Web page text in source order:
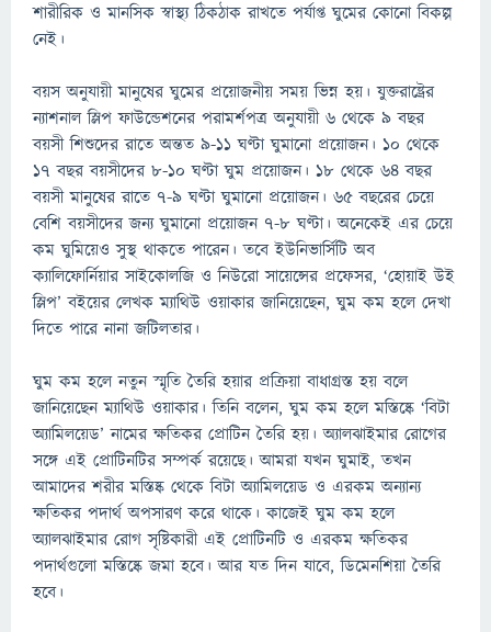
শারীরিক ও মানসিক স্বাস্থ্য ঠিকঠাক রাখতে পর্যাপ্ত ঘুমের কোনো বিকল্প
নেই।
বয়স অনুযায়ী মানুষের ঘুমের প্রয়োজনীয় সময় ভিন্ন হয়। যুক্তরাষ্ট্রের
ন্যাশনাল স্লিপ ফাউন্ডেশনের পরামর্শপত্র অনুযায়ী ৬ থেকে ৯ বছর
বয়সী শিশুদের রাতে অন্তত ৯-১১ ঘণ্টা ঘুমানো প্রয়োজন। ১০ থেকে
১৭ বছর বয়সীদের ৮-১০ ঘণ্টা ঘুম প্রয়োজন। ১৮ থেকে ৬৪ বছর
বয়সী মানুষের রাতে ৭-৯ ঘণ্টা ঘুমানো প্রয়োজন। ৬৫ বছরের চেয়ে
বেশি বয়সীদের জন্য ঘুমানো প্রয়োজন ৭-৮ ঘণ্টা। অনেকেই এর চেয়ে
কম ঘুমিয়েও সুস্থ থাকতে পারেন। তবে ইউনিভার্সিটি অব
ক্যালিফোর্নিয়ার সাইকোলজি ও নিউরো সায়েন্সের প্রফেসর, ‘হোয়াই উই
স্লিপ’ বইয়ের লেখক ম্যাথিউ ওয়াকার জানিয়েছেন, ঘুম কম হলে দেখা
দিতে পারে নানা জটিলতার।
ঘুম কম হলে নতুন স্মৃতি তৈরি হয়ার প্রক্রিয়া বাধাগ্রস্ত হয় বলে
জানিয়েছেন ম্যাথিউ ওয়াকার। তিনি বলেন, ঘুম কম হলে মস্তিষ্কে ‘বিটা
অ্যামিলয়েড’ নামের ক্ষতিকর প্রোটিন তৈরি হয়। অ্যালঝাইমার রোগের
সঙ্গে এই প্রোটিনটির সম্পর্ক রয়েছে। আমরা যখন ঘুমাই, তখন
আমাদের শরীর মস্তিষ্ক থেকে বিটা অ্যামিলয়েড ও এরকম অন্যান্য
ক্ষতিকর পদার্থ অপসারণ করে থাকে। কাজেই ঘুম কম হলে
অ্যালঝাইমার রোগ সৃষ্টিকারী এই প্রোটিনটি ও এরকম ক্ষতিকর
পদার্থগুলো মস্তিষ্কে জমা হবে। আর যত দিন যাবে, ডিমেনশিয়া তৈরি
হবে।